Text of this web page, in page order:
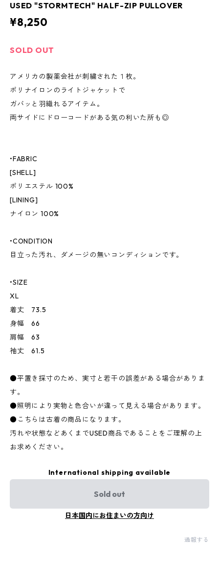
USED "STORMTECH" HALF-ZIP PULLOVER
¥8,250
SOLD OUT
アメリカの製薬会社が刺繍された１枚。
ポリナイロンのライトジャケットで
ガバッと羽織れるアイテム。
両サイドにドローコードがある気の利いた所も◎
•FABRIC
[SHELL]
ポリエステル 100%
[LINING]
ナイロン 100%
•CONDITION
目立った汚れ、ダメージの無いコンディションです。
•SIZE
XL
着丈 73.5
身幅 66
肩幅 63
袖丈 61.5
●平置き採寸のため、実寸と若干の誤差がある場合がありま
す。
●照明により実物と色合いが違って見える場合があります。
●こちらは古着の商品になります。
汚れや状態などあくまでUSED商品であることをご理解の上
お求めください。
International shipping available
Sold out
日本国内にお住まいの方向け
通報する